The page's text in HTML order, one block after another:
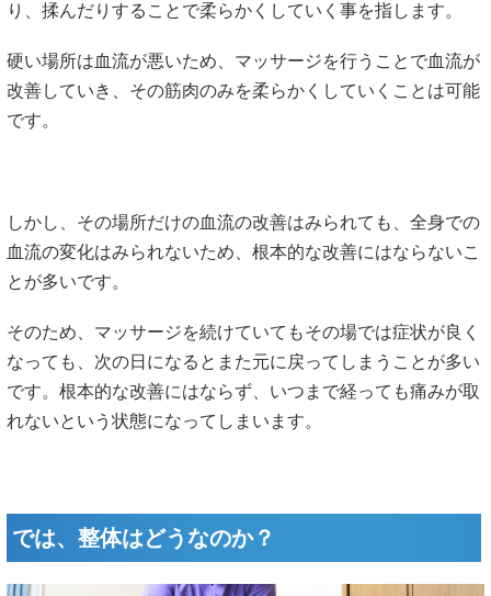
り、揉んだりすることで柔らかくしていく事を指します。
硬い場所は血流が悪いため、マッサージを行うことで血流が
改善していき、その筋肉のみを柔らかくしていくことは可能
です。
しかし、その場所だけの血流の改善はみられても、全身での
血流の変化はみられないため、根本的な改善にはならないこ
とが多いです。
そのため、マッサージを続けていてもその場では症状が良く
なっても、次の日になるとまた元に戻ってしまうことが多い
です。根本的な改善にはならず、いつまで経っても痛みが取
れないという状態になってしまいます。
では、整体はどうなのか？